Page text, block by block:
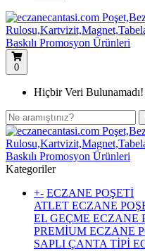
0
Hiçbir Veri Bulunamadı!
Kategoriler
+- ECZANE POŞETİ
ATLET ECZANE
EL GEÇME ECZANE
PREMİUM ECZANE
SAPLI ÇANTA TİPİ